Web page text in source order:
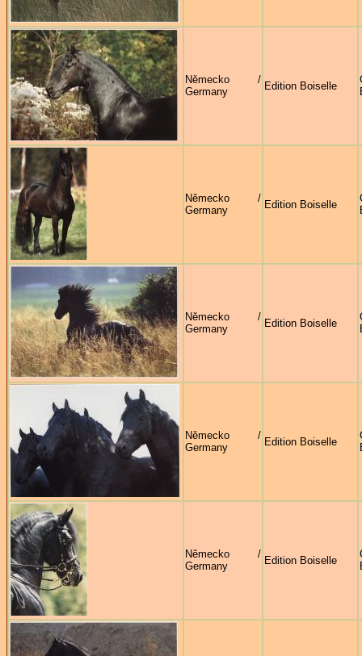
Německo /
Germany
Edition Boiselle
Německo /
Germany
Edition Boiselle
Německo /
Germany
Edition Boiselle
Německo /
Germany
Edition Boiselle
Německo /
Germany
Edition Boiselle